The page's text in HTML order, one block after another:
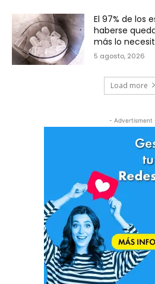
El 97% de los
haberse
más lo
5 agosto, 2026
Load more
- Advertisment